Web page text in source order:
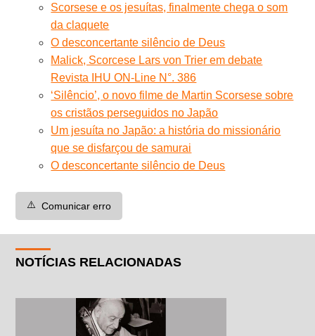
Scorsese e os jesuítas, finalmente chega o som
da claquete
O desconcertante silêncio de Deus
Malick, Scorcese Lars von Trier em debate
Revista IHU ON-Line N°. 386
‘Silêncio’, o novo filme de Martin Scorsese sobre
os cristãos perseguidos no Japão
Um jesuíta no Japão: a história do missionário
que se disfarçou de samurai
O desconcertante silêncio de Deus
⚠️ Comunicar erro
NOTÍCIAS RELACIONADAS